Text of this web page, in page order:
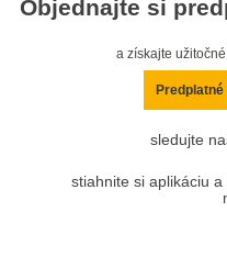
Objednajte si
a získajte
Predplatné
sledujte
stiahnite si aplikáciu